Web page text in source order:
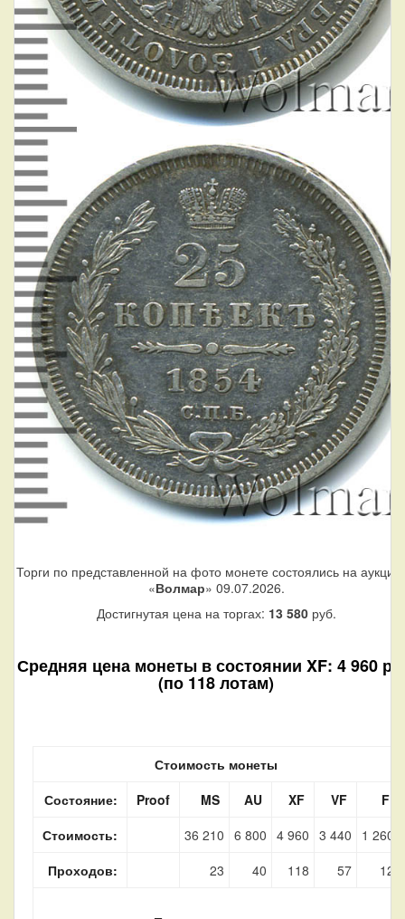
Торги по представленной на фото монете состоялись на
«Волмар» 09.07.2026.
Достигнутая цена на торгах: 13 580руб.
Средняя цена монеты в состоянии XF: 4 960
(по 118 лотам)
Стоимость монеты
Состояние:
Proof MS AU XF VF
F
Стоимость:
36 210 6 800 4 960 3 440
1 260
Проходов:
23 40 118 57 12